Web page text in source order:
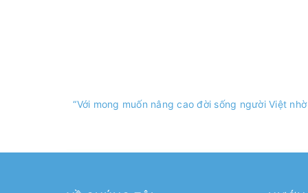
“Với mong muốn nâng cao đời sống người Việt